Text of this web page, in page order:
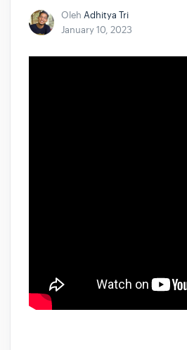
Oleh Adhitya Tri
January 10, 2023